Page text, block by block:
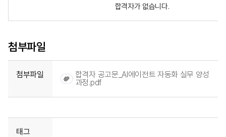
합격자가 없습니다.
첨부파일
첨부파일
합격자 공고문_AI에이전트 자동화 실무 양성
과정.pdf
태그